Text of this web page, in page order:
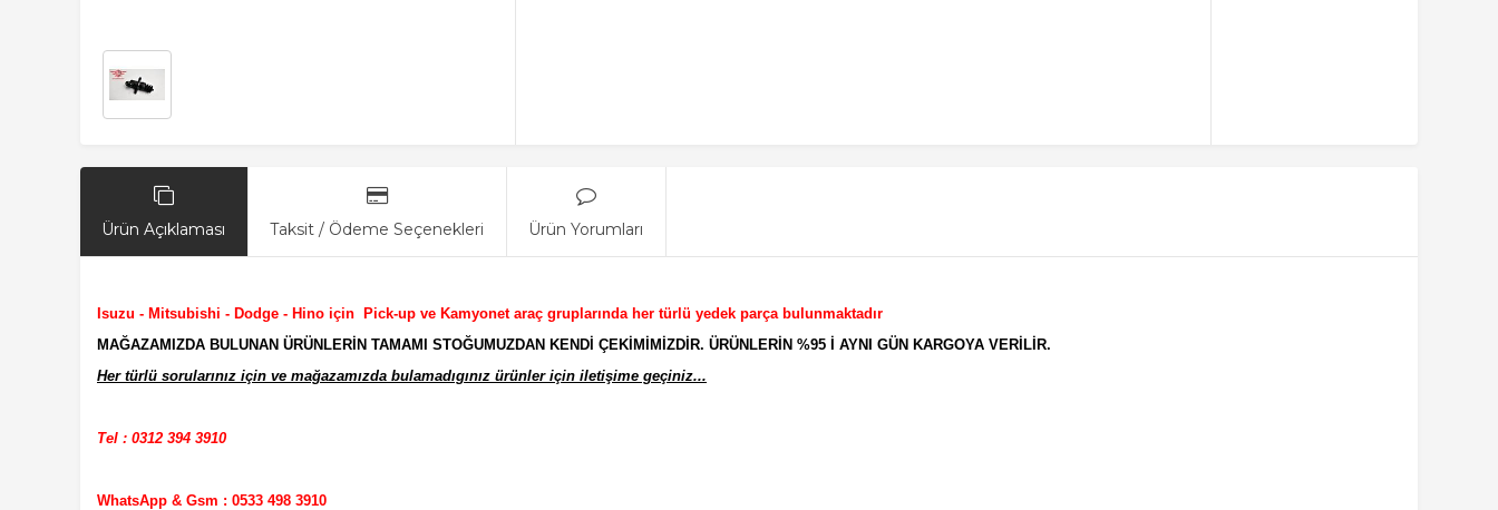
Ürün Açıklaması Taksit / Ödeme Seçenekleri Ürün Yorumları
Isuzu - Mitsubishi - Dodge - Hino için Pick-up ve Kamyonet araç gruplarında her türlü yedek parça bulunmaktadır
MAĞAZAMIZDA BULUNAN ÜRÜNLERİN TAMAMI STOĞUMUZDAN KENDİ ÇEKİMİMİZDİR. ÜRÜNLERİN %95 İ AYNI GÜN KARGOYA VERİLİR.
Her türlü sorularınız için ve mağazamızda bulamadıgınız ürünler için iletişime geçiniz...
Tel : 0312 394 3910
WhatsApp & Gsm : 0533 498 3910